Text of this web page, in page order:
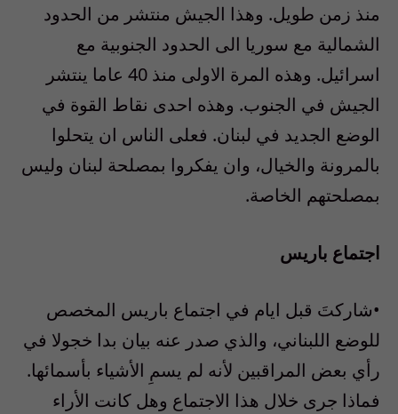
منذ زمن طويل. وهذا الجيش منتشر من الحدود
الشمالية مع سوريا الى الحدود الجنوبية مع
اسرائيل. وهذه المرة الاولى منذ 40 عاما ينتشر
الجيش في الجنوب. وهذه احدى نقاط القوة في
الوضع الجديد في لبنان. فعلى الناس ان يتحلوا
بالمرونة والخيال، وان يفكروا بمصلحة لبنان وليس
بمصلحتهم الخاصة.
اجتماع باريس
•شاركتَ قبل ايام في اجتماع باريس المخصص
للوضع اللبناني، والذي صدر عنه بيان بدا خجولا في
رأي بعض المراقبين لأنه لم يسمِ الأشياء بأسمائها.
فماذا جرى خلال هذا الاجتماع وهل كانت الأراء